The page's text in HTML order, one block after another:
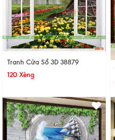
Tranh Cửa Sổ 3D 38879
120 Xèng